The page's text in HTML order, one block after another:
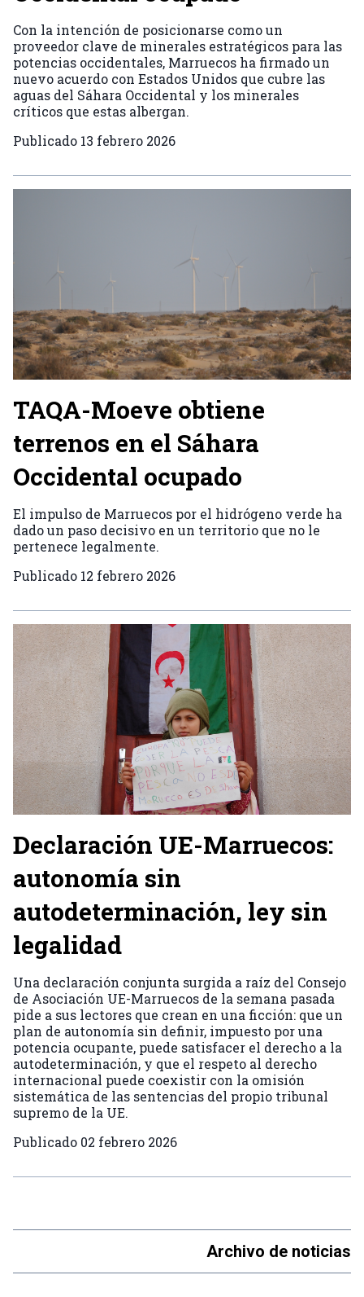
Con la intención de posicionarse como un
proveedor clave de minerales estratégicos para las
potencias occidentales, Marruecos ha firmado un
nuevo acuerdo con Estados Unidos que cubre las
aguas del Sáhara Occidental y los minerales
críticos que estas albergan.
Publicado 13 febrero 2026
TAQA-Moeve obtiene
terrenos en el Sáhara
Occidental ocupado
El impulso de Marruecos por el hidrógeno verde ha
dado un paso decisivo en un territorio que no le
pertenece legalmente.
Publicado 12 febrero 2026
Declaración UE-Marruecos:
autonomía sin
autodeterminación, ley sin
legalidad
Una declaración conjunta surgida a raíz del Consejo
de Asociación UE-Marruecos de la semana pasada
pide a sus lectores que crean en una ficción: que un
plan de autonomía sin definir, impuesto por una
potencia ocupante, puede satisfacer el derecho a la
autodeterminación, y que el respeto al derecho
internacional puede coexistir con la omisión
sistemática de las sentencias del propio tribunal
supremo de la UE.
Publicado 02 febrero 2026
Archivo de noticias